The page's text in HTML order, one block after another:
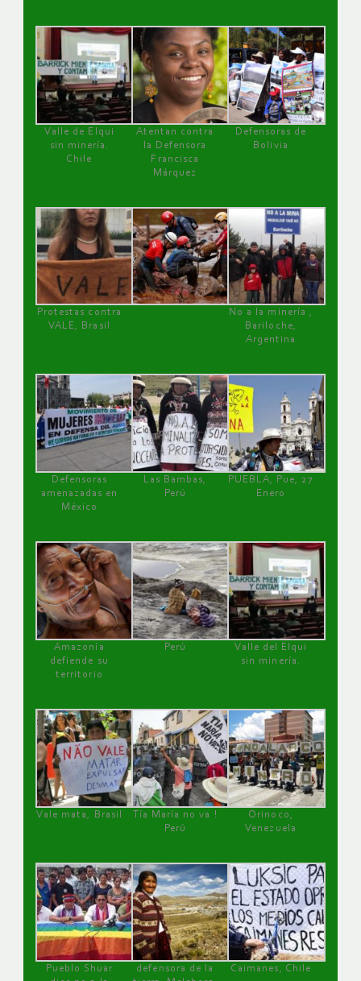
Valle de Elqui
sin minería.
Chile
Atentan contra
la Defensora
Francisca
Márquez
Defensoras de
Bolivia
Protestas contra
VALE, Brasil
No a la minería ,
Bariloche,
Argentina
Defensoras
amenazadas en
México
Las Bambas,
Perú
PUEBLA, Pue, 27
Enero
Amazonía
defiende su
territorio
Perú
Valle del Elqui
sin minería.
Vale mata, Brasil
Tía María no va !
Perú
Orinoco,
Venezuela
Pueblo Shuar
defensora de la
Caimanes, Chile